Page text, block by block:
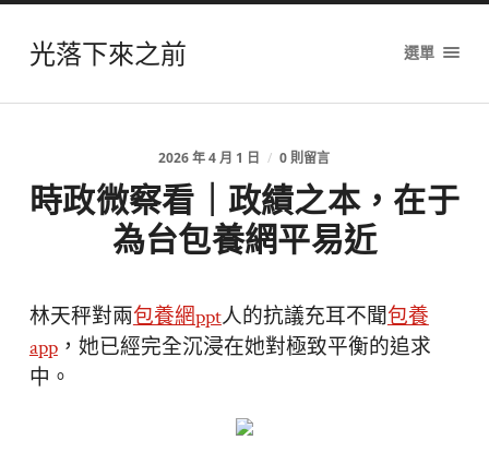
光落下來之前 選單
2026 年 4 月 1 日 / 0 則留言
時政微察看｜政績之本，在于
為台包養網平易近
林天秤對兩包養網ppt人的抗議充耳不聞包養
app，她已經完全沉浸在她對極致平衡的追求
中。